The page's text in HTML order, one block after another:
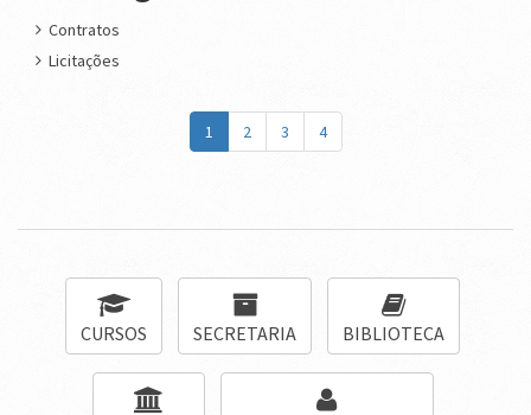
Contratos
Licitações
1 2 3 4
CURSOS SECRETARIA BIBLIOTECA